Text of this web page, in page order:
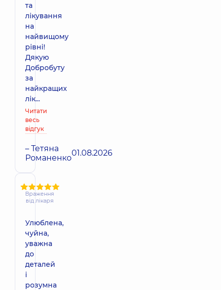
та
лікування
на
найвищому
рівні!
Дякую
Добробуту
за
найкращих
лік...
Читати
весь
відгук
– Тетяна
Романенко01.08.2026
Враження
від лікаря
Улюблена,
чуйна,
уважна
до
деталей
і
розумна